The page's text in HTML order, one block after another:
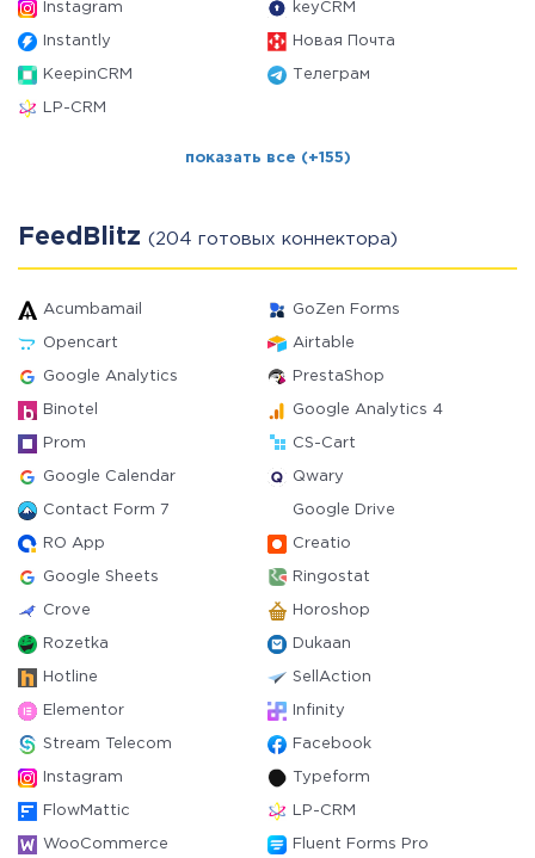
Instagram keyCRM
Instantly Новая Почта
KeepinCRM Телеграм
LP-CRM
показать все (+155)
FeedBlitz (204 готовых коннектора)
Acumbamail GoZen Forms
Opencart Airtable
Google Analytics PrestaShop
Binotel Google Analytics 4
Prom CS-Cart
Google Calendar Qwary
Contact Form 7 Google Drive
RO App Creatio
Google Sheets Ringostat
Crove Horoshop
Rozetka Dukaan
Hotline SellAction
Elementor Infinity
Stream Telecom Facebook
Instagram Typeform
FlowMattic LP-CRM
WooCommerce Fluent Forms Pro